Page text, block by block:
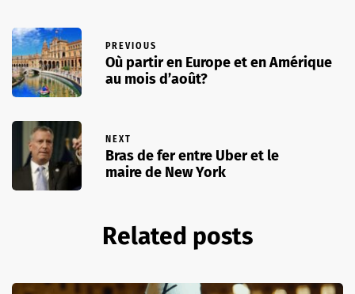
PREVIOUS
Où partir en Europe et en Amérique
au mois d’août?
NEXT
Bras de fer entre Uber et le
maire de New York
Related posts